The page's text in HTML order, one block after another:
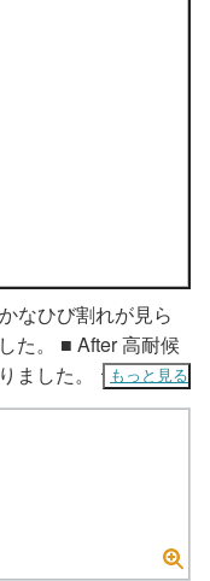
なひび割れが見ら
た。 ■ After 高耐候
ました。 シーリン
と生まれ変わりまし
もっと見る